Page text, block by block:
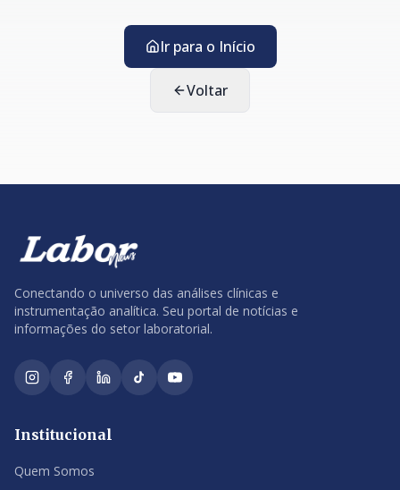
Ir para o Início
Voltar
Conectando o universo das análises clínicas e
instrumentação analítica. Seu portal de notícias e
informações do setor laboratorial.
Institucional
Quem Somos